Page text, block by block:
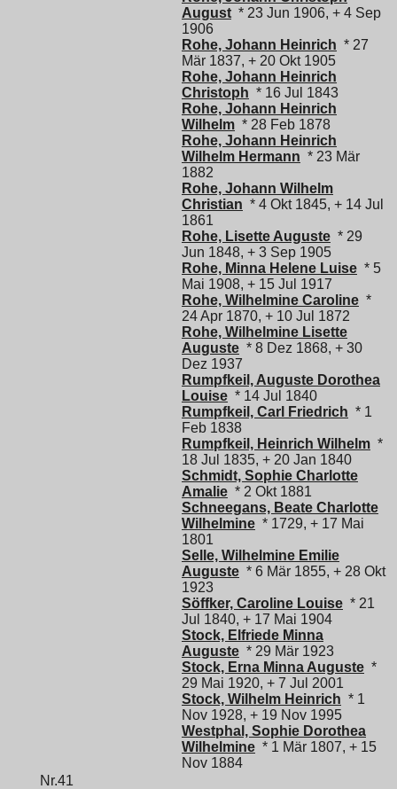
August * 23 Jun 1906, + 4 Sep
1906
Rohe, Johann Heinrich * 27
Mär 1837, + 20 Okt 1905
Rohe, Johann Heinrich
Christoph * 16 Jul 1843
Rohe, Johann Heinrich
Wilhelm * 28 Feb 1878
Rohe, Johann Heinrich
Wilhelm Hermann * 23 Mär
1882
Rohe, Johann Wilhelm
Christian * 4 Okt 1845, + 14 Jul
1861
Rohe, Lisette Auguste * 29
Jun 1848, + 3 Sep 1905
Rohe, Minna Helene Luise * 5
Mai 1908, + 15 Jul 1917
Rohe, Wilhelmine Caroline *
24 Apr 1870, + 10 Jul 1872
Rohe, Wilhelmine Lisette
Auguste * 8 Dez 1868, + 30
Dez 1937
Rumpfkeil, Auguste Dorothea
Louise * 14 Jul 1840
Rumpfkeil, Carl Friedrich * 1
Feb 1838
Rumpfkeil, Heinrich Wilhelm *
18 Jul 1835, + 20 Jan 1840
Schmidt, Sophie Charlotte
Amalie * 2 Okt 1881
Schneegans, Beate Charlotte
Wilhelmine * 1729, + 17 Mai
1801
Selle, Wilhelmine Emilie
Auguste * 6 Mär 1855, + 28 Okt
1923
Söffker, Caroline Louise * 21
Jul 1840, + 17 Mai 1904
Stock, Elfriede Minna
Auguste * 29 Mär 1923
Stock, Erna Minna Auguste *
29 Mai 1920, + 7 Jul 2001
Stock, Wilhelm Heinrich * 1
Nov 1928, + 19 Nov 1995
Westphal, Sophie Dorothea
Wilhelmine * 1 Mär 1807, + 15
Nov 1884
Nr.41